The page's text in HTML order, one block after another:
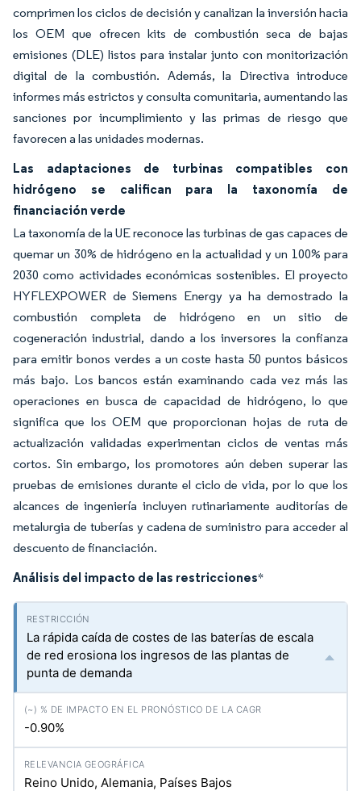
comprimen los ciclos de decisión y canalizan la inversión hacia
los OEM que ofrecen kits de combustión seca de bajas
emisiones (DLE) listos para instalar junto con monitorización
digital de la combustión. Además, la Directiva introduce
informes más estrictos y consulta comunitaria, aumentando las
sanciones por incumplimiento y las primas de riesgo que
favorecen a las unidades modernas.
Las adaptaciones de turbinas compatibles con
hidrógeno se califican para la taxonomía de
financiación verde
La taxonomía de la UE reconoce las turbinas de gas capaces de
quemar un 30% de hidrógeno en la actualidad y un 100% para
2030 como actividades económicas sostenibles. El proyecto
HYFLEXPOWER de Siemens Energy ya ha demostrado la
combustión completa de hidrógeno en un sitio de
cogeneración industrial, dando a los inversores la confianza
para emitir bonos verdes a un coste hasta 50 puntos básicos
más bajo. Los bancos están examinando cada vez más las
operaciones en busca de capacidad de hidrógeno, lo que
significa que los OEM que proporcionan hojas de ruta de
actualización validadas experimentan ciclos de ventas más
cortos. Sin embargo, los promotores aún deben superar las
pruebas de emisiones durante el ciclo de vida, por lo que los
alcances de ingeniería incluyen rutinariamente auditorías de
metalurgia de tuberías y cadena de suministro para acceder al
descuento de financiación.
Análisis del impacto de las restricciones*
La rápida caída de costes de las baterías de escala
de red erosiona los ingresos de las plantas de
punta de demanda
-0.90%
Reino Unido, Alemania, Países Bajos